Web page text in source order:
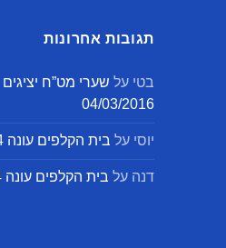
תגובות אחרונות
בטי על שערי מט”ח יציגים
04/03/2016
יוסי על בית הקלפים עונה 4
דנה על בית הקלפים עונה 4